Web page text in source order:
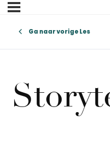
Ga naar vorige Les